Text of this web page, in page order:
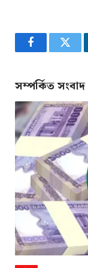
Facebook
সম্পর্কিত সংবাদ